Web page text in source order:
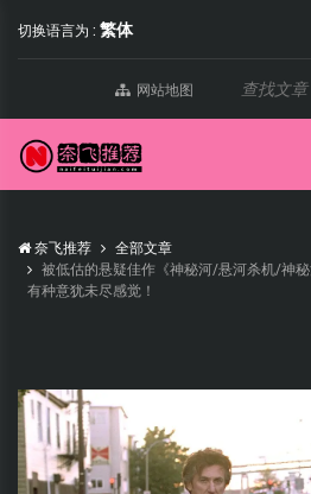
切换语言为 : 繁体
网站地图
奈飞推荐
全部文章
被低估的悬疑佳作《神秘河/悬河杀机/神
有种意犹未尽感觉！